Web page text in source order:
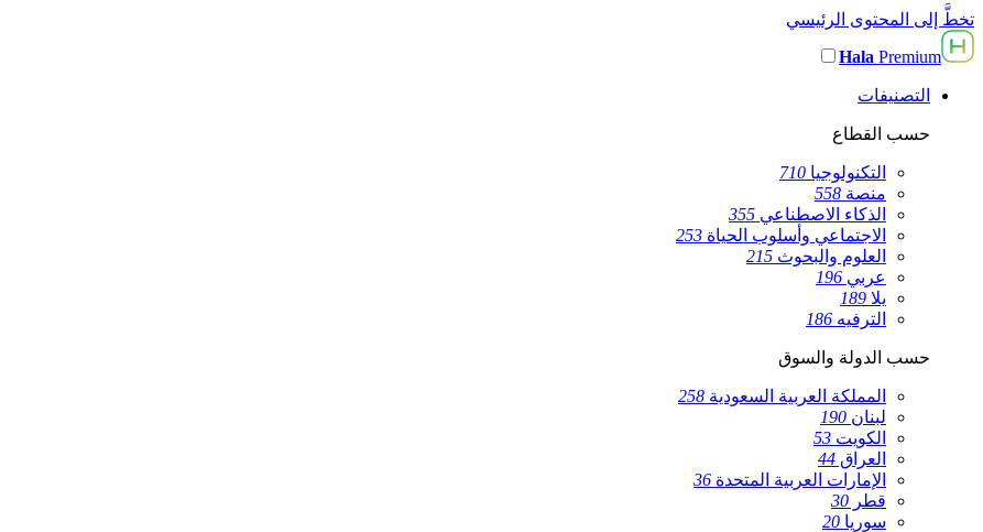
تخطَّ إلى المحتوى الرئيسي
Hala Premium
التصنيفات
حسب القطاع
التكنولوجيا 710
منصة 558
الذكاء الاصطناعي 355
الاجتماعي وأسلوب الحياة 253
العلوم والبحوث 215
عربي 196
يلا 189
الترفيه 186
حسب الدولة والسوق
المملكة العربية السعودية 258
لبنان 190
الكويت 53
العراق 44
الإمارات العربية المتحدة 36
قطر 30
سوريا 20